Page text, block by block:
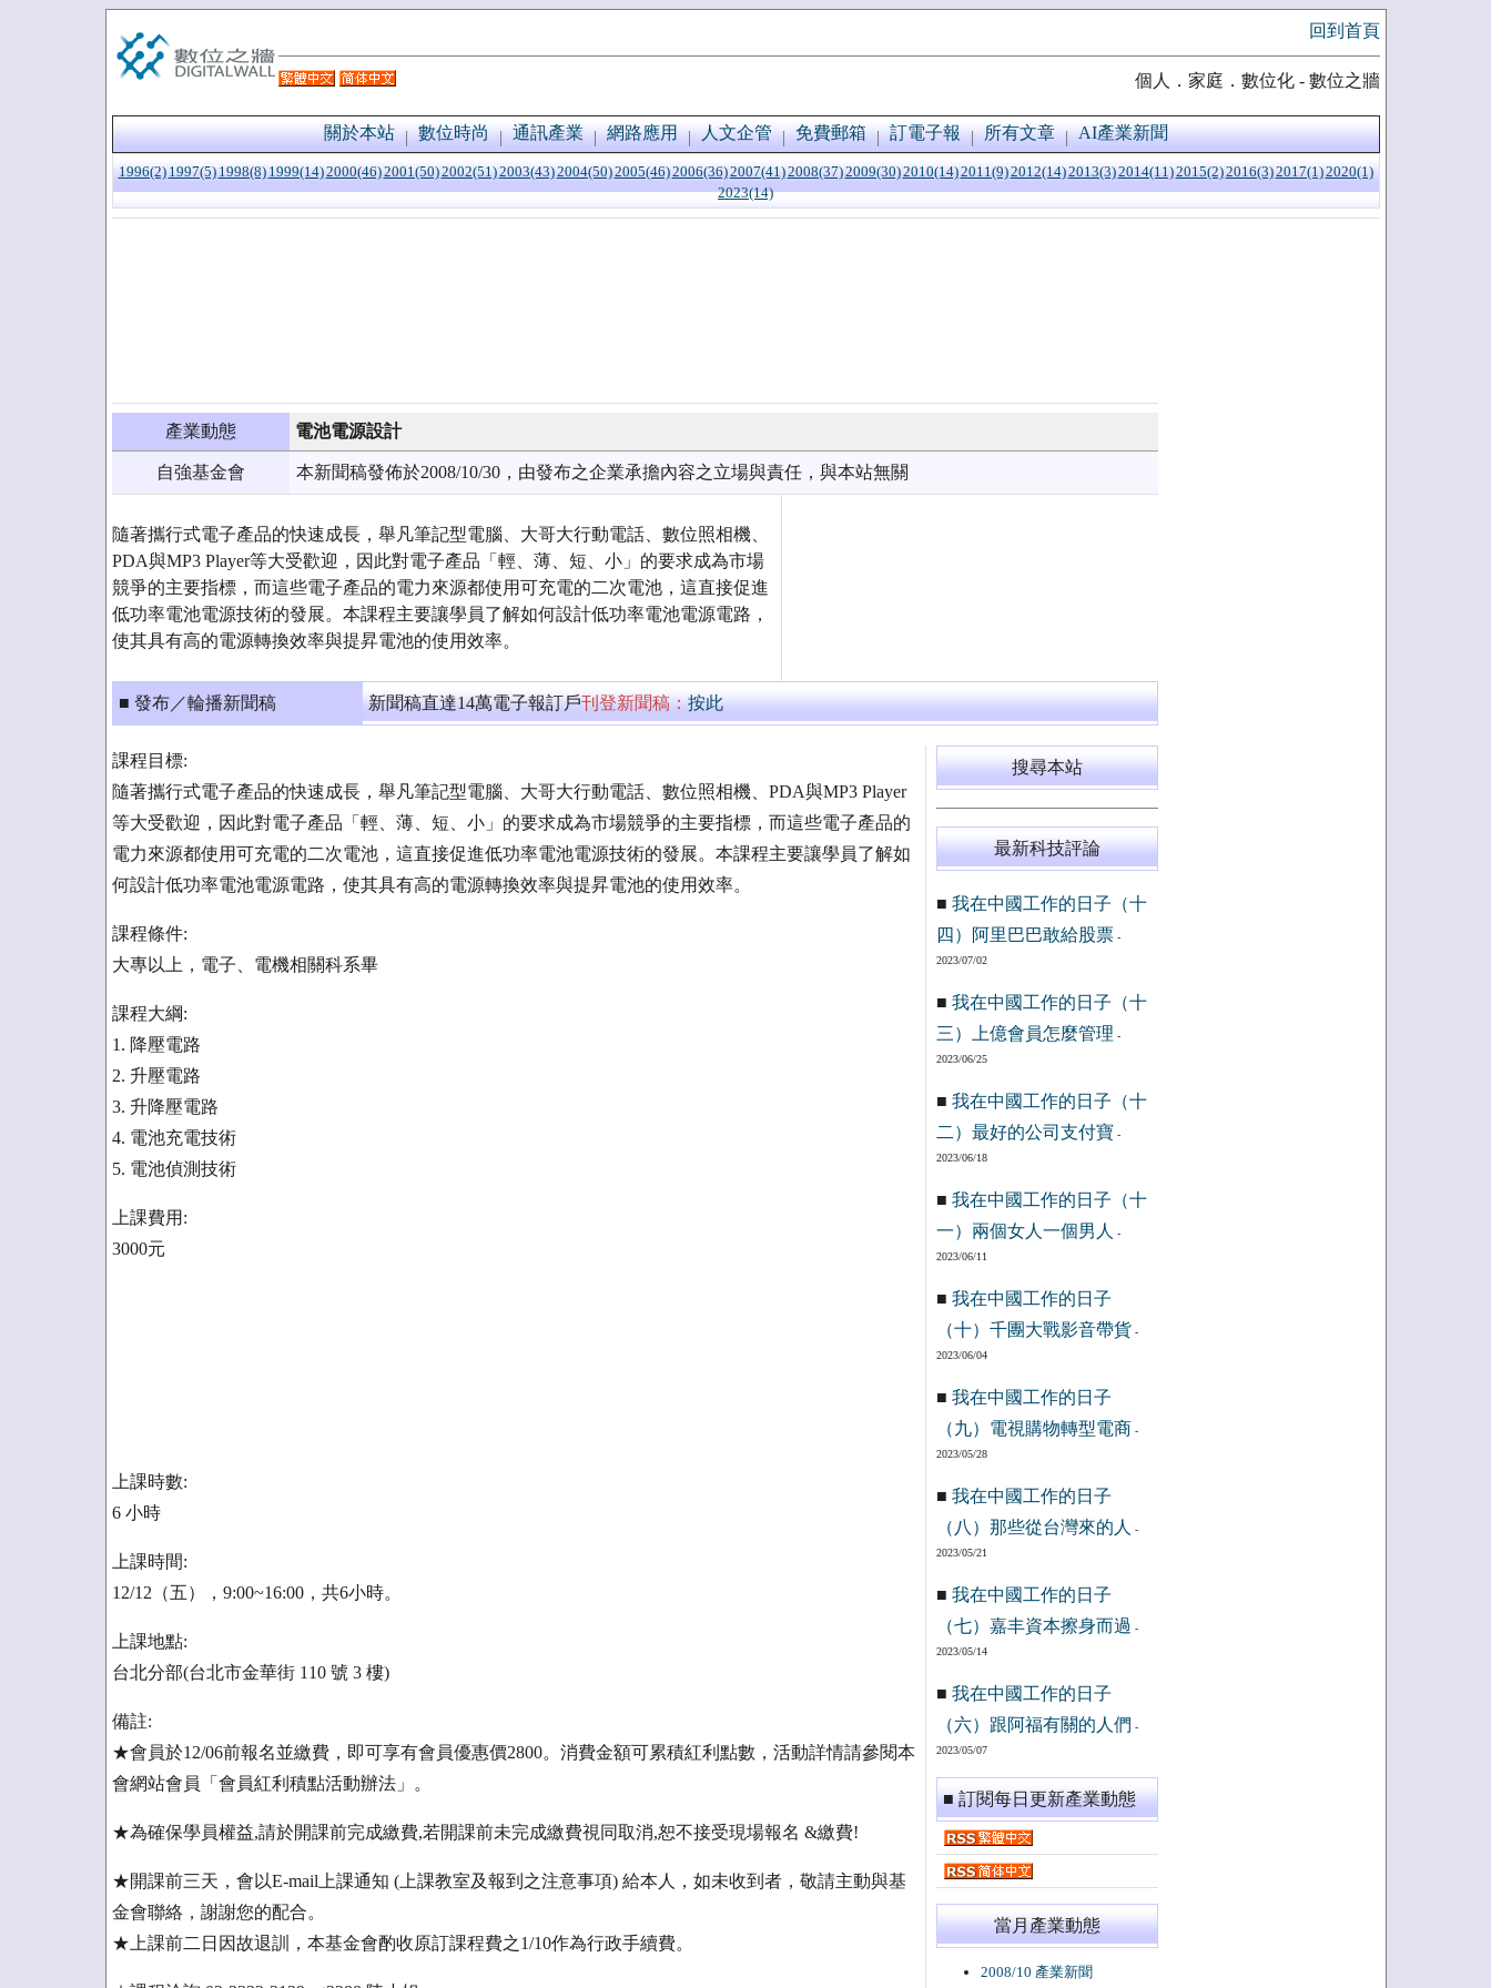
回到首頁
個人．家庭．數位化 - 數位之牆
關於本站 數位時尚 通訊產業 網路應用 人文企管 免費郵箱 訂電子報 所有文章 AI產業新聞
1996(2) 1997(5) 1998(8) 1999(14)2000(46)2001(50)2002(51)2003(43)2004(50)2005(46)2006(36)2007(41)2008(37)2009(30)2010(14)2011(9)2012(14)2013(3)2014(11)2015(2)2016(3)2017(1)2020(1)
2023(14)
產業動態 電池電源設計
自強基金會 本新聞稿發佈於2008/10/30，由發布之企業承擔內容之立場與責任，與本站無關
隨著攜行式電子產品的快速成長，舉凡筆記型電腦、大哥大行動電話、數位照相機、
PDA與MP3 Player等大受歡迎，因此對電子產品「輕、薄、短、小」的要求成為市場
競爭的主要指標，而這些電子產品的電力來源都使用可充電的二次電池，這直接促進
低功率電池電源技術的發展。本課程主要讓學員了解如何設計低功率電池電源電路，
使其具有高的電源轉換效率與提昇電池的使用效率。
■ 發布／輪播新聞稿 新聞稿直達14萬電子報訂戶刊登新聞稿：按此
課程目標:
隨著攜行式電子產品的快速成長，舉凡筆記型電腦、大哥大行動電話、數位照相機、PDA與MP3 Player
等大受歡迎，因此對電子產品「輕、薄、短、小」的要求成為市場競爭的主要指標，而這些電子產品的
電力來源都使用可充電的二次電池，這直接促進低功率電池電源技術的發展。本課程主要讓學員了解如
何設計低功率電池電源電路，使其具有高的電源轉換效率與提昇電池的使用效率。
課程條件:
大專以上，電子、電機相關科系畢
課程大綱:
1. 降壓電路
2. 升壓電路
3. 升降壓電路
4. 電池充電技術
5. 電池偵測技術
上課費用:
3000元
上課時數:
6 小時
上課時間:
12/12（五），9:00~16:00，共6小時。
上課地點:
台北分部(台北市金華街 110 號 3 樓)
備註:
★會員於12/06前報名並繳費，即可享有會員優惠價2800。消費金額可累積紅利點數，活動詳情請參閱本
會網站會員「會員紅利積點活動辦法」。
★為確保學員權益,請於開課前完成繳費,若開課前未完成繳費視同取消,恕不接受現場報名 &繳費!
★開課前三天，會以E-mail上課通知 (上課教室及報到之注意事項) 給本人，如未收到者，敬請主動與基
金會聯絡，謝謝您的配合。
★上課前二日因故退訓，本基金會酌收原訂課程費之1/10作為行政手續費。
搜尋本站
最新科技評論
■ 我在中國工作的日子（十
四）阿里巴巴敢給股票-
2023/07/02
■ 我在中國工作的日子（十
三）上億會員怎麼管理 -
2023/06/25
■ 我在中國工作的日子（十
二）最好的公司支付寶 -
2023/06/18
■ 我在中國工作的日子（十
一）兩個女人一個男人
-
2023/06/11
■ 我在中國工作的日子
（十）千團大戰影音帶貨 -
2023/06/04
■ 我在中國工作的日子
（九）電視購物轉型電商 -
2023/05/28
■ 我在中國工作的日子
（八）那些從台灣來的人
-
2023/05/21
■ 我在中國工作的日子
（七）嘉丰資本擦身而過 -
2023/05/14
■ 我在中國工作的日子
（六）跟阿福有關的人們 -
2023/05/07
■ 訂閱每日更新產業動態
當月產業動態
2008/10 產業新聞